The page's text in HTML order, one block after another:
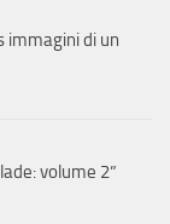
immagini di un
volume 2”